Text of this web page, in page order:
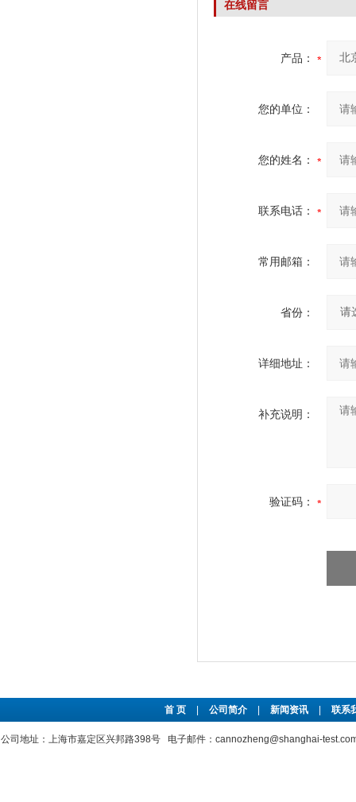
在线留言
产品：
您的单位：
您的姓名：
联系电话：
常用邮箱：
省份：
详细地址：
补充说明：
验证码：
首 页 公司简介 新闻资讯 联系
公司地址：上海市嘉定区兴邦路398号 电子邮件：cannozheng@shanghai-